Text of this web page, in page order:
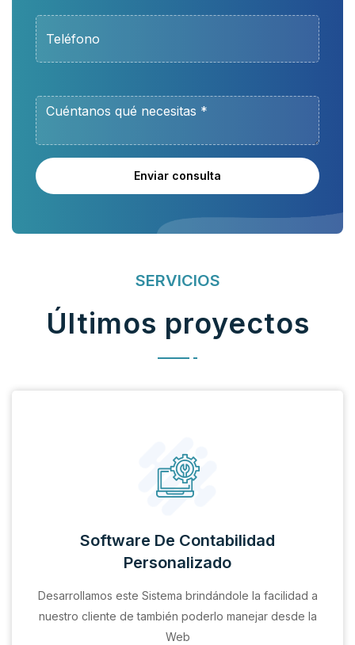
Enviar consulta
SERVICIOS
Últimos proyectos
Software De Contabilidad
Personalizado
Desarrollamos este Sistema brindándole la facilidad a
nuestro cliente de también poderlo manejar desde la
Web